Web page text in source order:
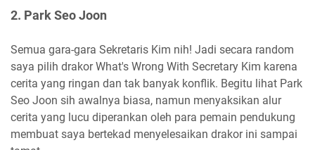
2. Park Seo Joon
Semua gara-gara Sekretaris Kim nih! Jadi secara random
saya pilih drakor What's Wrong With Secretary Kim karena
cerita yang ringan dan tak banyak konflik. Begitu lihat Park
Seo Joon sih awalnya biasa, namun menyaksikan alur
cerita yang lucu diperankan oleh para pemain pendukung
membuat saya bertekad menyelesaikan drakor ini sampai